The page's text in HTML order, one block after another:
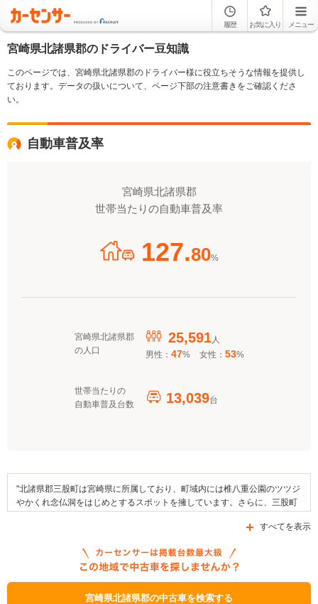
履歴 お気に入り メニュー
宮崎県北諸県郡のドライバー豆知識
このページでは、宮崎県北諸県郡のドライバー様に役立ちそうな情報を提供し
ております。データの扱いについて、ページ下部の注意書きをご確認くださ
い。
自動車普及率
宮崎県北諸県郡
世帯当たりの自動車普及率
127.80%
宮崎県北諸県郡
の人口
25,591人
男性： 47% 女性： 53%
世帯当たりの
自動車普及台数
13,039台
"北諸県郡三股町は宮崎県に所属しており、町域内には椎八重公園のツツジ
やかくれ念仏洞をはじめとするスポットを擁しています。さらに、三股町
として挙げられます。国道269号線や国道222号線、あるいは県道33号線
ます。地域で行われるイベントには椎八重公園つつじまつり、早馬まつり
や町民総合スポーツ祭を挙げることができ、ヤマメやらっきょう、どぶろ
くといった食品が地域の名産品となっています。なお、北諸県郡三股町で
は、「自動車税に関する税制補助」や「クリーンエネルギー自動車導入促
すべてを表示
宮崎県北諸県郡の中古車を検索する